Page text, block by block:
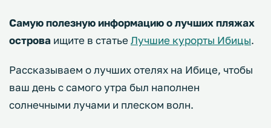
Самую полезную информацию о лучших пляжах
острова ищите в статье Лучшие курорты Ибицы.
Рассказываем о лучших отелях на Ибице, чтобы
ваш день с самого утра был наполнен
солнечными лучами и плеском волн.